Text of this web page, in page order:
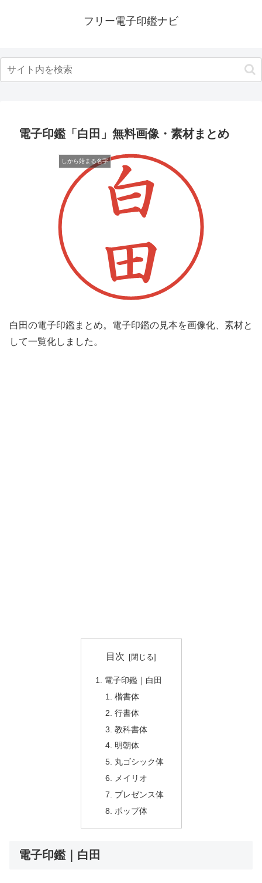
フリー電子印鑑ナビ
電子印鑑「白田」無料画像・素材まとめ
しから始まる名字
白田の電子印鑑まとめ。電子印鑑の見本を画像化、素材と
して一覧化しました。
目次
電子印鑑｜白田
楷書体
行書体
教科書体
明朝体
丸ゴシック体
メイリオ
プレゼンス体
ポップ体
電子印鑑｜白田